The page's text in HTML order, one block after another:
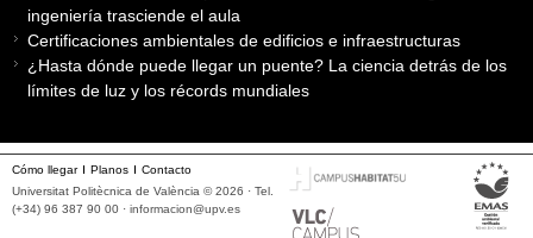
ingeniería trasciende el aula
Certificaciones ambientales de edificios e infraestructuras
¿Hasta dónde puede llegar un puente? La ciencia detrás de los
límites de luz y los récords mundiales
Cómo llegar Planos
Contacto
Universitat Politècnica de València © 2026 · Tel.
(+34) 96 387 90 00 · informacion@upv.es